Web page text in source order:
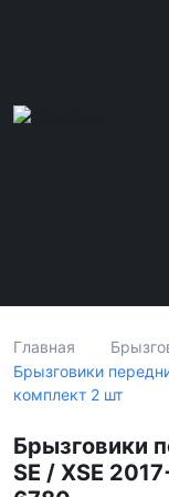
Главная
Брызговики
комплект 2 шт
Брызговики
SE / XSE